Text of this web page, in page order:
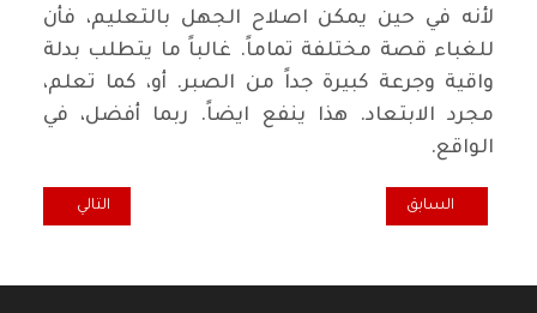
لأنه في حين يمكن اصلاح الجهل بالتعليم، فأن
للغباء قصة مختلفة تماماً. غالباً ما يتطلب بدلة
واقية وجرعة كبيرة جداً من الصبر. أو، كما تعلم،
مجرد الابتعاد. هذا ينفع ايضاً. ربما أفضل، في
الواقع.
المقال السابق: غد الديمقراطية النزيهة سيوحد البلاد ويصونه من
السابق المقال التالي:
التالي